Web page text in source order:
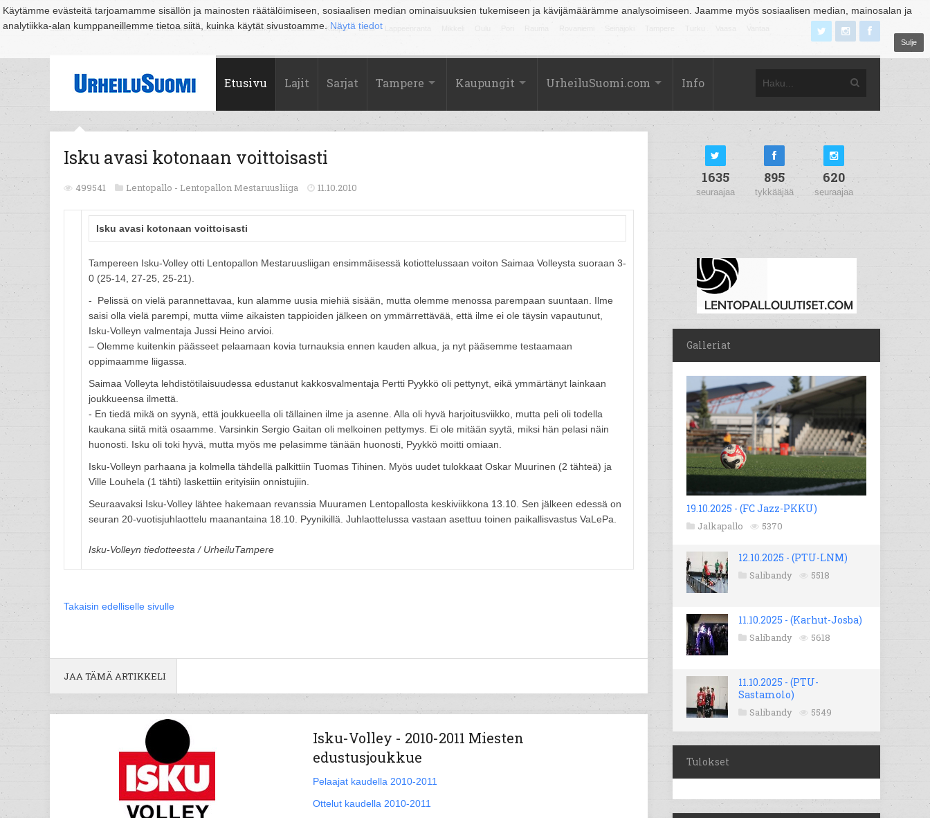
Käytämme evästeitä tarjoamamme sisällön ja mainosten räätälöimiseen, sosiaalisen median ominaisuuksien tukemiseen ja kävijämäärämme analysoimiseen. Jaamme myös sosiaalisen median, mainosalan ja
analytiikka-alan kumppaneillemme tietoa siitä, kuinka käytät sivustoamme. Näytä tiedot
Sulje
Suomi Espoo Helsinki Hämeenlinna Joensuu Jyväskylä Kouvola Kuopio Lahti
Etusivu Lajit Sarjat Tampere Kaupungit UrheiluSuomi.com Info
Isku avasi kotonaan voittoisasti
499541 Lentopallo - Lentopallon Mestaruusliiga 11.10.2010
Isku avasi kotonaan voittoisasti
Tampereen Isku-Volley otti Lentopallon Mestaruusliigan ensimmäisessä kotiottelussaan voiton Saimaa Volleysta suoraan 3-
0 (25-14, 27-25, 25-21).
- Pelissä on vielä parannettavaa, kun alamme uusia miehiä sisään, mutta olemme menossa parempaan suuntaan. Ilme
saisi olla vielä parempi, mutta viime aikaisten tappioiden jälkeen on ymmärrettävää, että ilme ei ole täysin vapautunut,
Isku-Volleyn valmentaja Jussi Heino arvioi.
– Olemme kuitenkin päässeet pelaamaan kovia turnauksia ennen kauden alkua, ja nyt pääsemme testaamaan
oppimaamme liigassa.
Saimaa Volleyta lehdistötilaisuudessa edustanut kakkosvalmentaja Pertti Pyykkö oli pettynyt, eikä ymmärtänyt lainkaan
joukkueensa ilmettä.
- En tiedä mikä on syynä, että joukkueella oli tällainen ilme ja asenne. Alla oli hyvä harjoitusviikko, mutta peli oli todella
kaukana siitä mitä osaamme. Varsinkin Sergio Gaitan oli melkoinen pettymys. Ei ole mitään syytä, miksi hän pelasi näin
huonosti. Isku oli toki hyvä, mutta myös me pelasimme tänään huonosti, Pyykkö moitti omiaan.
Isku-Volleyn parhaana ja kolmella tähdellä palkittiin Tuomas Tihinen. Myös uudet tulokkaat Oskar Muurinen (2 tähteä) ja
Ville Louhela (1 tähti) laskettiin erityisiin onnistujiin.
Seuraavaksi Isku-Volley lähtee hakemaan revanssia Muuramen Lentopallosta keskiviikkona 13.10. Sen jälkeen edessä on
seuran 20-vuotisjuhlaottelu maanantaina 18.10. Pyynikillä. Juhlaottelussa vastaan asettuu toinen paikallisvastus VaLePa.
Isku-Volleyn tiedotteesta / UrheiluTampere
Takaisin edelliselle sivulle
JAA TÄMÄ ARTIKKELI
Isku-Volley - 2010-2011 Miesten
edustusjoukkue
Pelaajat kaudella 2010-2011
Ottelut kaudella 2010-2011
1635
seuraajaa
895
tykkääjää
620
seuraajaa
Galleriat
19.10.2025 - (FC Jazz-PKKU)
Jalkapallo 5370
12.10.2025 - (PTU-LNM)
Salibandy 5518
11.10.2025 - (Karhut-Josba)
Salibandy 5618
11.10.2025 - (PTU-
Sastamolo)
Salibandy 5549
Tulokset